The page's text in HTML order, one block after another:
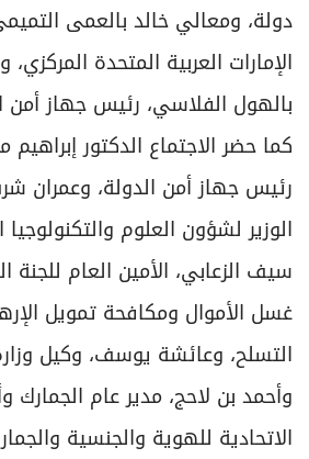
دولة، ومعالي خالد بالعمى
الإمارات العربية المتحدة
بالهول الفلاسي، رئيس جهاز أمن
كما حضر الاجتماع الدكتور إبراهيم
رئيس جهاز أمن الدولة، وعمران
الوزير لشؤون العلوم
سيف الزعابي، الأمين العام للجنة
غسل الأموال ومكافحة تمويل
التسلح، وعائشة يوسف، وكيل
وأحمد بن لاحج، مدير عام الجمارك
الاتحادية للهوية والجنسية